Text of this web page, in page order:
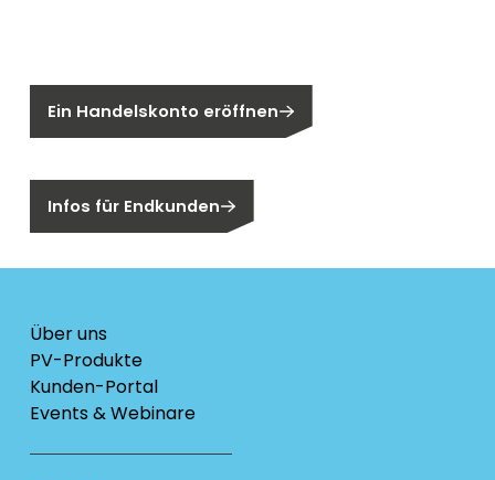
Ein Handelskonto eröffnen
Infos für Endkunden
Über uns
PV-Produkte
Kunden-Portal
Events & Webinare